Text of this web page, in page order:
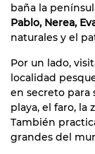
baña la
Pablo, Nerea,
naturales y el
Por un lado,
localidad
en secreto para
playa, el faro, la
También
grandes del